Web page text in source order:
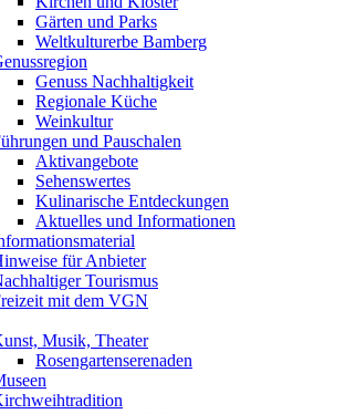
Gärten und Parks
Weltkulturerbe Bamberg
Genuss Nachhaltigkeit
Regionale Küche
Weinkultur
und Pauschalen
Aktivangebote
Sehenswertes
Kulinarische Entdeckungen
Aktuelles und Informationen
für Anbieter
Tourismus
mit dem VGN
Musik, Theater
Rosengartenserenaden